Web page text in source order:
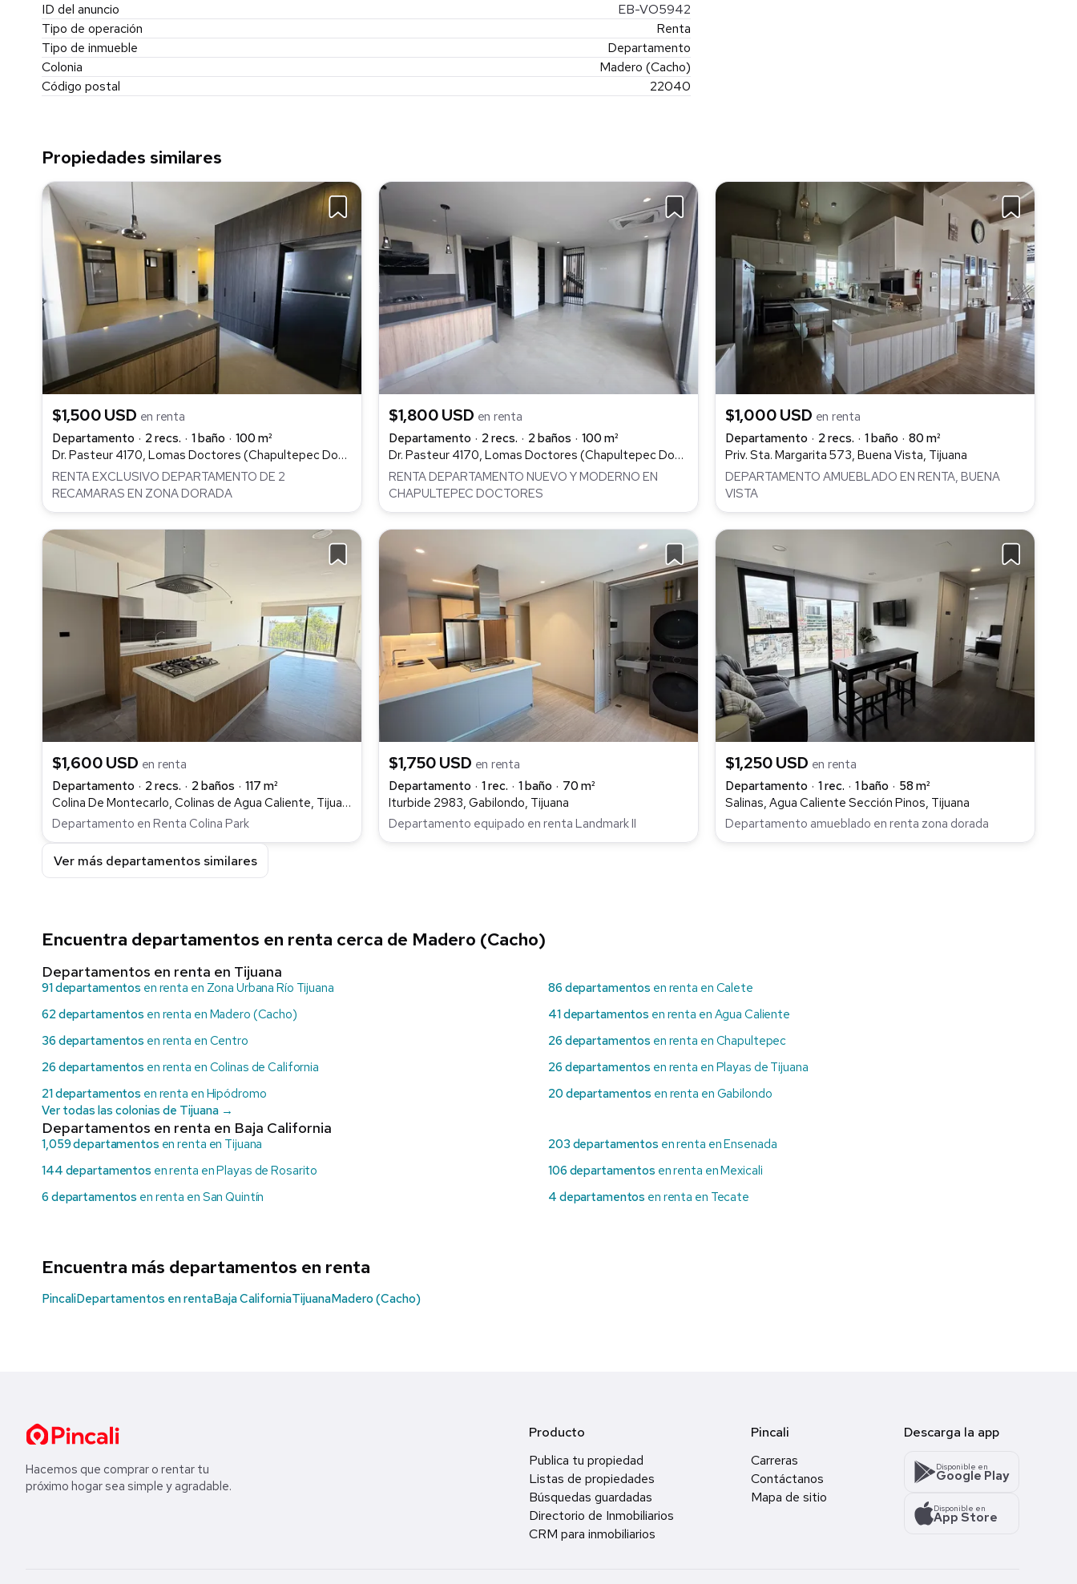
ID del anuncio
EB-VO5942
Tipo de operación
Renta
Tipo de inmueble
Departamento
Colonia
Madero (Cacho)
Código postal
22040
Propiedades similares
$1,500 USD en renta
Departamento
2 recs. 1 baño
100 m²
Dr. Pasteur 4170, Lomas Doctores (Chapultepec Doctores), Tijuana
RENTA EXCLUSIVO DEPARTAMENTO DE 2
RECAMARAS EN ZONA DORADA
$1,800 USD en renta
Departamento
2 recs. 2 baños
100 m²
Dr. Pasteur 4170, Lomas Doctores (Chapultepec Doctores), Tijuana
RENTA DEPARTAMENTO NUEVO Y MODERNO EN
CHAPULTEPEC DOCTORES
$1,000 USD en renta
Departamento
2 recs. 1 baño
80 m²
Priv. Sta. Margarita 573, Buena Vista, Tijuana
DEPARTAMENTO AMUEBLADO EN RENTA, BUENA
VISTA
$1,600 USD en renta
Departamento
2 recs. 2 baños
117 m²
Colina De Montecarlo, Colinas de Agua Caliente, Tijuana
Departamento en Renta Colina Park
$1,750 USD en renta
Departamento
1 rec. 1 baño
70 m²
Iturbide 2983, Gabilondo, Tijuana
Departamento equipado en renta Landmark II
$1,250 USD en renta
Departamento
1 rec. 1 baño
58 m²
Salinas, Agua Caliente Sección Pinos, Tijuana
Departamento amueblado en renta zona dorada
Ver más departamentos similares
Encuentra departamentos en renta cerca de Madero (Cacho)
Departamentos en renta en Tijuana
91 departamentos en renta en Zona Urbana Río Tijuana 86 departamentos en renta en Calete
62 departamentos en renta en Madero (Cacho) 41 departamentos en renta en Agua Caliente
36 departamentos en renta en Centro 26 departamentos en renta en Chapultepec
26 departamentos en renta en Colinas de California 26 departamentos en renta en Playas de Tijuana
21 departamentos en renta en Hipódromo 20 departamentos en renta en Gabilondo
Ver todas las colonias de Tijuana →
Departamentos en renta en Baja California
1,059 departamentos en renta en Tijuana 203 departamentos en renta en Ensenada
144 departamentos en renta en Playas de Rosarito 106 departamentos en renta en Mexicali
6 departamentos en renta en San Quintín 4 departamentos en renta en Tecate
Encuentra más departamentos en renta
PincaliDepartamentos en rentaBaja CaliforniaTijuanaMadero (Cacho)
Hacemos que comprar o rentar tu
próximo hogar sea simple y agradable.
Producto
Publica tu propiedad
Listas de propiedades
Búsquedas guardadas
Directorio de Inmobiliarios
CRM para inmobiliarios
Pincali
Carreras
Contáctanos
Mapa de sitio
Descarga la app
Disponible en
Google Play
Disponible en
App Store